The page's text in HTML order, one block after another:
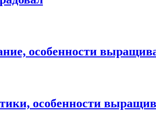
особенности
особенности